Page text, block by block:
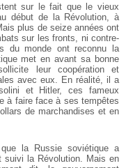
sur le fait que le vieux
début de la Révolution, à
plus de seize années ont
sur les fronts, ni contre-
du monde ont reconnu la
met en avant sa bonne
leur coopération et
avec eux. En réalité, il a
et Hitler, ces fameux
à faire face à ses tempêtes
de marchandises et en
la Russie soviétique a
suivi la Révolution. Mais en